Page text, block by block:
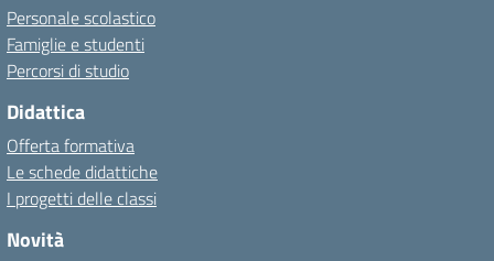
Personale scolastico
Famiglie e studenti
Percorsi di studio
Didattica
Offerta formativa
Le schede didattiche
I progetti delle classi
Novità